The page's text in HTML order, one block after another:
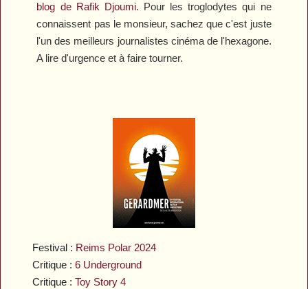
Festival : Reims Polar 2024
Critique :6 Underground
Critique :Toy Story 4
blog de Rafik Djoumi. Pour les troglodytes qui ne
connaissent pas le monsieur, sachez que c'est juste
l'un des meilleurs journalistes cinéma de l'hexagone.
A lire d'urgence et à faire tourner.